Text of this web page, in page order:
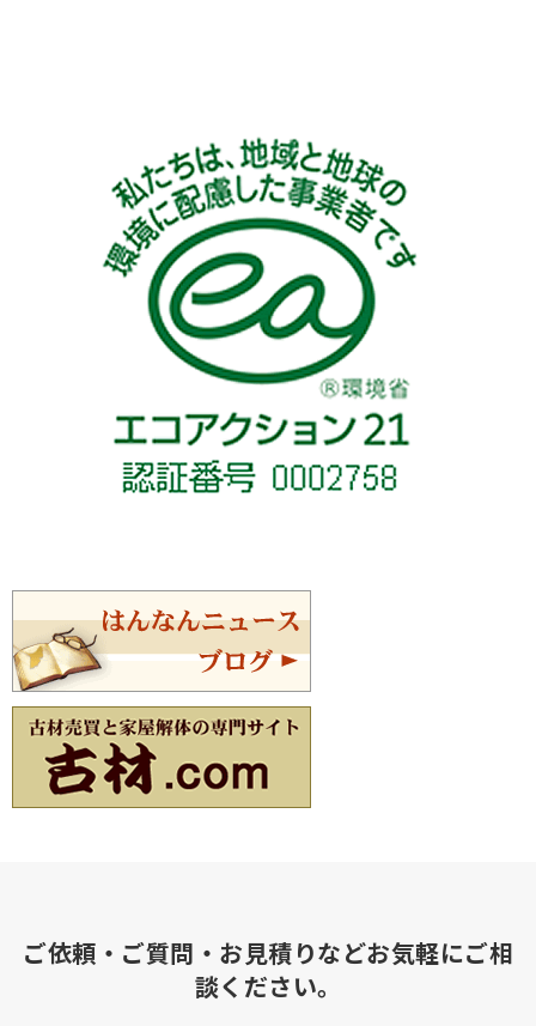
ご依頼・ご質問・お見積りなどお気軽にご相
談ください。